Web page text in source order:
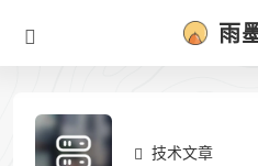
雨
技术文章